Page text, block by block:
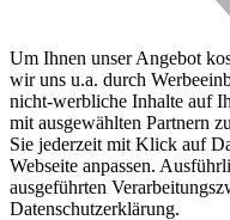
Um Ihnen unser Angebot
wir uns u.a. durch
nicht-werbliche Inhalte auf
mit ausgewählten Partnern
Sie jederzeit mit Klick auf
Webseite anpassen.
ausgeführten
Datenschutzerklärung.